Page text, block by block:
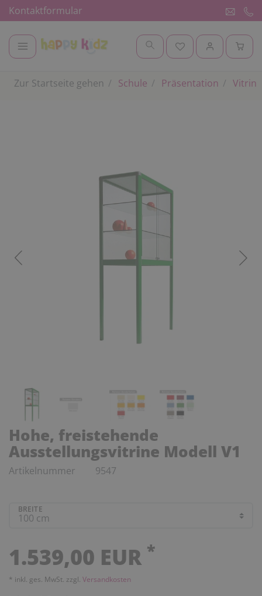
Kontaktformular
Zur Startseite gehen Schule Präsentation
Hohe, freistehende
Ausstellungsvitrine Modell V1
Artikelnummer 9547
BREITE
1.539,00 EUR *
* inkl. ges. MwSt. zzgl. Versandkosten